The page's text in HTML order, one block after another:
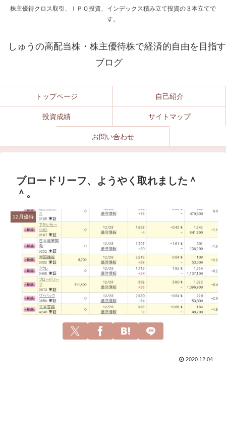
株主優待クロス取引、ＩＰＯ投資、インデックス積み立て投資の３本立てで
す。
しゅうの高配当株・株主優待株で経済的自由を目指す
ブログ
トップページ 自己紹介
投資成績 サイトマップ
お問い合わせ
ブロードリーフ、ようやく取れました＾
＾。
12月優待
2020.12.04